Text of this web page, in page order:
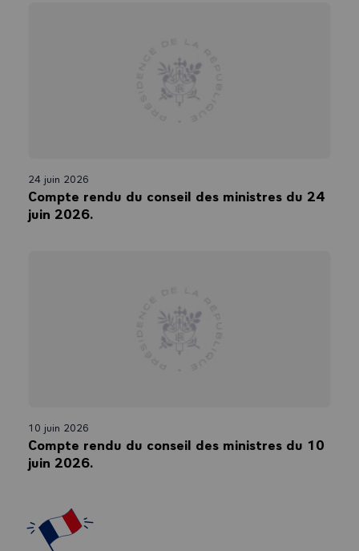
24 juin 2026
Compte rendu du conseil des ministres du 24
juin 2026.
10 juin 2026
Compte rendu du conseil des ministres du 10
juin 2026.